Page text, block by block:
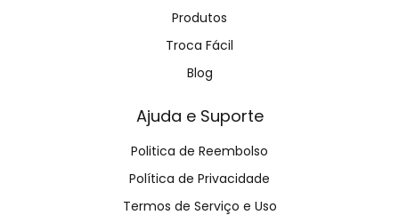
Produtos
Troca Fácil
Blog
Ajuda e Suporte
Politica de Reembolso
Política de Privacidade
Termos de Serviço e Uso